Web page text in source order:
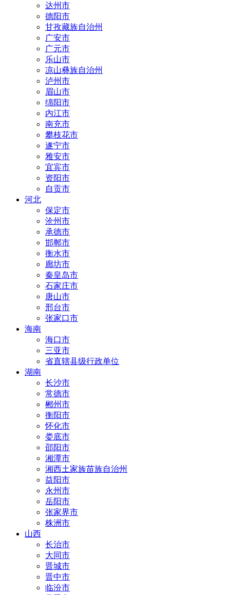
达州市
德阳市
甘孜藏族自治州
广安市
广元市
乐山市
凉山彝族自治州
泸州市
眉山市
绵阳市
内江市
南充市
攀枝花市
遂宁市
雅安市
宜宾市
资阳市
自贡市
河北
保定市
沧州市
承德市
邯郸市
衡水市
廊坊市
秦皇岛市
石家庄市
唐山市
邢台市
张家口市
海南
海口市
三亚市
省直辖县级行政单位
湖南
长沙市
常德市
郴州市
衡阳市
怀化市
娄底市
邵阳市
湘潭市
湘西土家族苗族自治州
益阳市
永州市
岳阳市
张家界市
株洲市
山西
长治市
大同市
晋城市
晋中市
临汾市